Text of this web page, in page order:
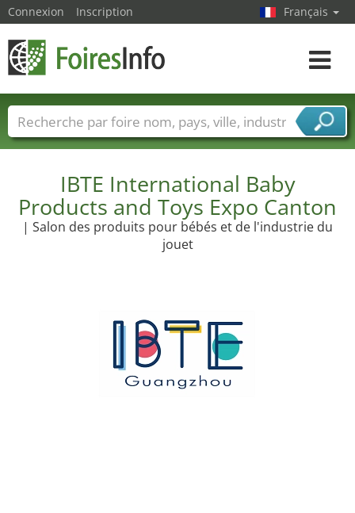
IBTE International Baby
Products and Toys Expo Canton
| Salon des produits pour bébés et de l'industrie du
jouet
Connexion Inscription Français
Toggle
Foire noms Pays Villes
Secteurs de foire